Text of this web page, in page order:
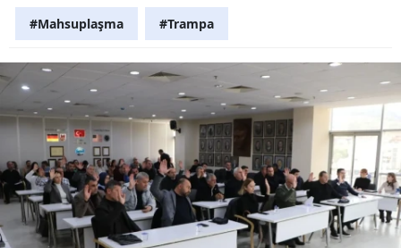
#Mahsuplaşma #Trampa